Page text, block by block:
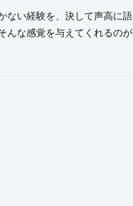
ない経験を、決して声高に語
んな感覚を与えてくれるのが